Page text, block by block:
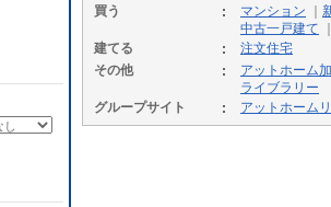
買う
マンション
中古一戸建て
建てる
注文住宅
その他
アットホーム
ライブラリー
グループサイト
アットホーム